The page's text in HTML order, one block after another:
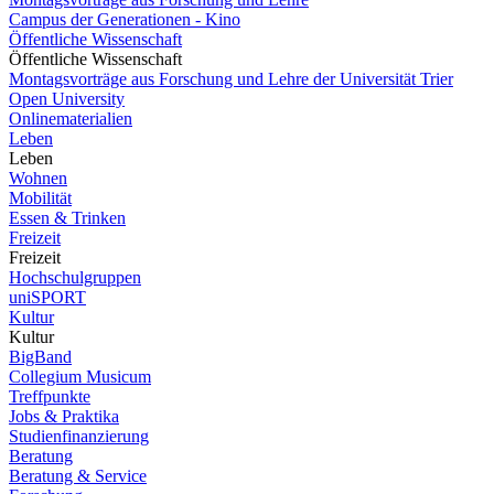
Campus der Generationen - Kino
Öffentliche Wissenschaft
Öffentliche Wissenschaft
Montagsvorträge aus Forschung und Lehre der Universität Trier
Open University
Onlinematerialien
Leben
Leben
Wohnen
Mobilität
Essen & Trinken
Freizeit
Freizeit
Hochschulgruppen
uniSPORT
Kultur
Kultur
BigBand
Collegium Musicum
Treffpunkte
Jobs & Praktika
Studienfinanzierung
Beratung
Beratung & Service